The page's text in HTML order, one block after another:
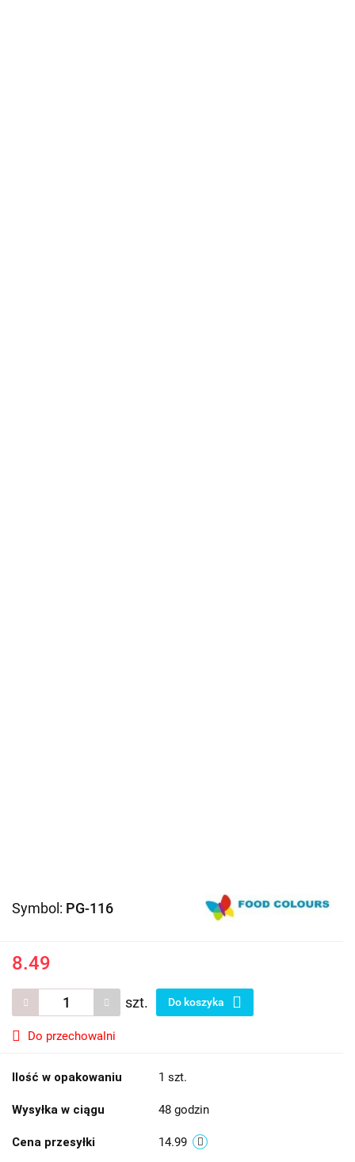
Symbol: PG-116
8.49
szt. Do koszyka
Do przechowalni
Ilość w opakowaniu 1 szt.
Wysyłka w ciągu 48 godzin
Cena przesyłki 14.99